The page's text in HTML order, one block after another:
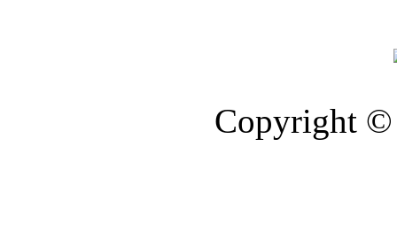
Copyright ©